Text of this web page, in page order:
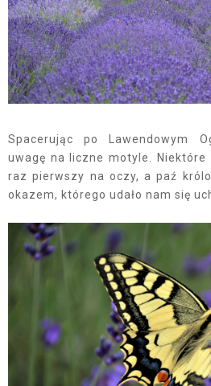
Spacerując po Lawendowym
uwagę na liczne motyle.
raz pierwszy na oczy, a paź
okazem, którego udało nam się